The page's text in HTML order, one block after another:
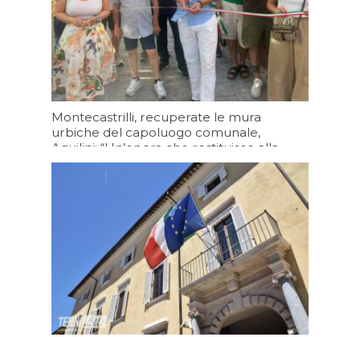
Montecastrilli, recuperate le mura
urbiche del capoluogo comunale,
Aquilini: “Un’opera che restituisce alla
cittadinanza un luogo che racconta la
storia della nostra comunità”